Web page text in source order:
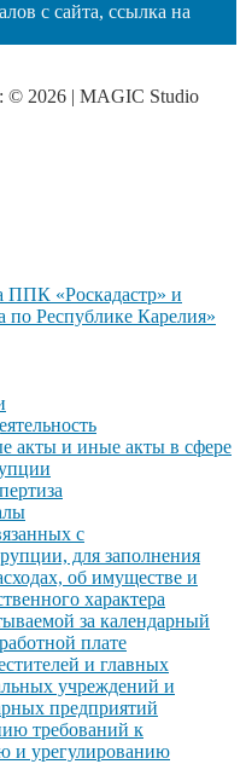
с сайта, ссылка на
© 2026 | MAGIC Studio
«Роскадастр» и
по Республике Карелия»
акты и иные акты в сфере
с
для заполнения
об имуществе и
характера
за календарный
плате
и главных
учреждений и
предприятий
требований к
и урегулированию